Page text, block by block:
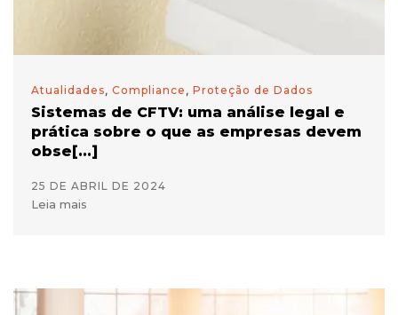
Atualidades, Compliance , Proteção de Dados
Sistemas de CFTV: uma análise legal e
prática sobre o que as empresas devem
obse[...]
25 DE ABRIL DE 2024
Leia mais